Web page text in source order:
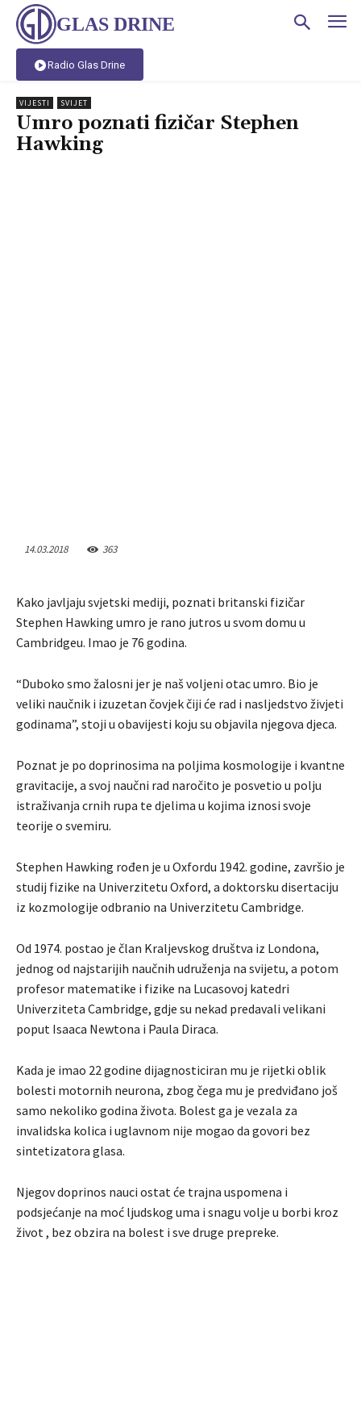
GLAS DRINE
Radio Glas Drine
VIJESTI SVIJET
Umro poznati fizičar Stephen
Hawking
14.03.2018 363
Kako javljaju svjetski mediji, poznati britanski fizičar
Stephen Hawking umro je rano jutros u svom domu u
Cambridgeu. Imao je 76 godina.
“Duboko smo žalosni jer je naš voljeni otac umro. Bio je
veliki naučnik i izuzetan čovjek čiji će rad i nasljedstvo živjeti
godinama”, stoji u obavijesti koju su objavila njegova djeca.
Poznat je po doprinosima na poljima kosmologije i kvantne
gravitacije, a svoj naučni rad naročito je posvetio u polju
istraživanja crnih rupa te djelima u kojima iznosi svoje
teorije o svemiru.
Stephen Hawking rođen je u Oxfordu 1942. godine, završio je
studij fizike na Univerzitetu Oxford, a doktorsku disertaciju
iz kozmologije odbranio na Univerzitetu Cambridge.
Od 1974. postao je član Kraljevskog društva iz Londona,
jednog od najstarijih naučnih udruženja na svijetu, a potom
profesor matematike i fizike na Lucasovoj katedri
Univerziteta Cambridge, gdje su nekad predavali velikani
poput Isaaca Newtona i Paula Diraca.
Kada je imao 22 godine dijagnosticiran mu je rijetki oblik
bolesti motornih neurona, zbog čega mu je predviđano još
samo nekoliko godina života. Bolest ga je vezala za
invalidska kolica i uglavnom nije mogao da govori bez
sintetizatora glasa.
Njegov doprinos nauci ostat će trajna uspomena i
podsjećanje na moć ljudskog uma i snagu volje u borbi kroz
život , bez obzira na bolest i sve druge prepreke.